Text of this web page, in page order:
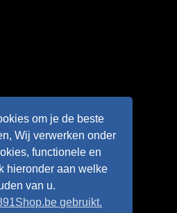
om je de beste
Wij verwerken onder
functionele en
hieronder aan welke
van u.
gebruikt.